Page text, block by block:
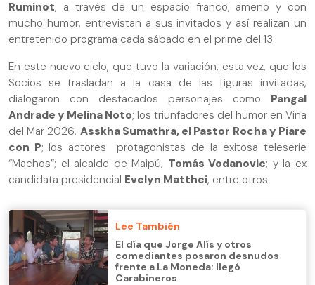
Ruminot, a través de un espacio franco, ameno y con
mucho humor, entrevistan a sus invitados y así realizan un
entretenido programa cada sábado en el prime del 13.
En este nuevo ciclo, que tuvo la variación, esta vez, que los
Socios se trasladan a la casa de las figuras invitadas,
dialogaron con destacados personajes como Pangal
Andrade y Melina Noto; los triunfadores del humor en Viña
del Mar 2026, Asskha Sumathra, el Pastor Rocha y Piare
con P; los actores protagonistas de la exitosa teleserie
“Machos”; el alcalde de Maipú, Tomás Vodanovic; y la ex
candidata presidencial Evelyn Matthei, entre otros.
Lee También
El día que Jorge Alís y otros
comediantes posaron desnudos
frente a La Moneda: llegó
Carabineros